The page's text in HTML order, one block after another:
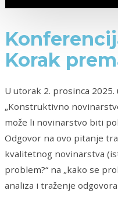
Korak
U utorak 2. prosinca
„Konstruktivno
može li novinarstvo biti
Odgovor na ovo pitanje
kvalitetnog novinarstva
problem?“ na „kako se
analiza i traženje